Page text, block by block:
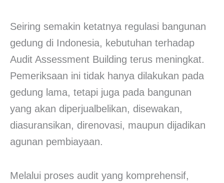
Seiring semakin ketatnya regulasi bangunan
gedung di Indonesia, kebutuhan terhadap
Audit Assessment Building terus meningkat.
Pemeriksaan ini tidak hanya dilakukan pada
gedung lama, tetapi juga pada bangunan
yang akan diperjualbelikan, disewakan,
diasuransikan, direnovasi, maupun dijadikan
agunan pembiayaan.
Melalui proses audit yang komprehensif,